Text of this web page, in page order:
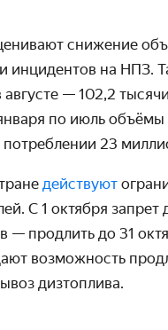
снижение
инцидентов на НПЗ.
августе — 102,2
по июль
23
действуют
С 1 октября
— продлить до 31
возможность
дизтоплива.